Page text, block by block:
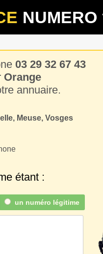
NUMERO
03 29 32 67 43
Orange
annuaire.
Meuse, Vosges
étant :
un numéro légitime